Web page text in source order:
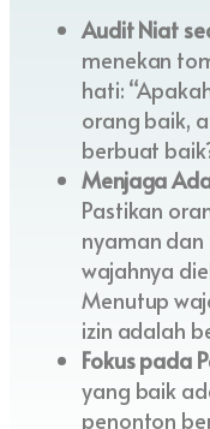
Audit Niat
menekan
hati:
orang baik,
berbuat
Menjaga
Pastikan
nyaman
wajahnya
Menutup
izin adalah
Fokus pada
yang baik
penonton